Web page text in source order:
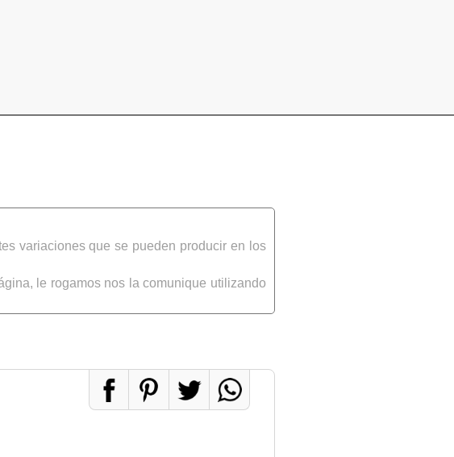
variaciones que se pueden producir en los
le rogamos nos la comunique utilizando